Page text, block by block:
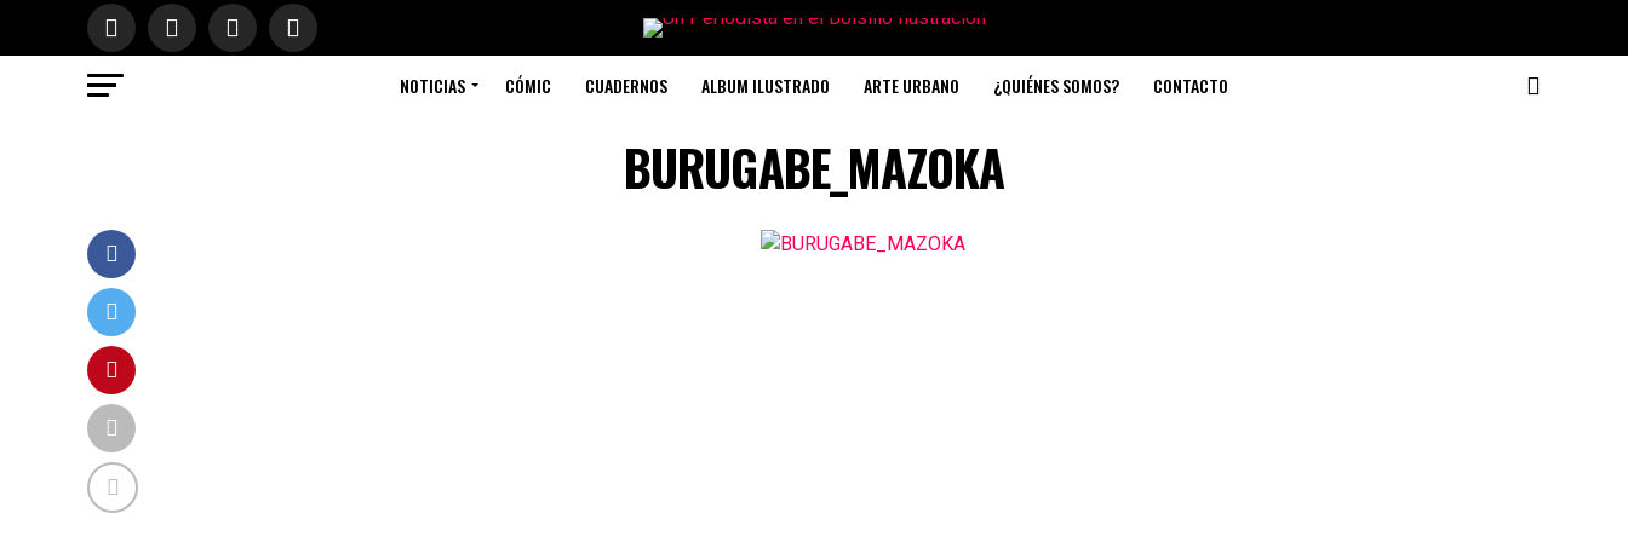
NOTICIAS CÓMIC CUADERNOS ALBUM ILUSTRADO ARTE URBANO ¿QUIÉNES SOMOS? CONTACTO
BURUGABE_MAZOKA